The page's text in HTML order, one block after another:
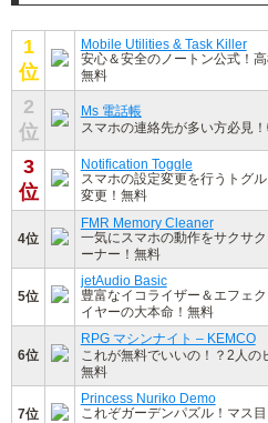
1
位
Mobile Utilities & Task Killer
安心＆安全のノートン公式！
無料
2
位
Ms 電話帳
スマホの連絡先が多い方必見
3
位
Notification Toggle
スマホの設定変更を行うトグ
変更！無料
4位
FMR Memory Cleaner
一気にスマホの動作をサクサ
ーナー！無料
5位
jetAudio Basic
豊富なイコライザー＆エフェ
イヤーの大本命！無料
6位
RPG マシンナイト – KEMCO
これが無料でいいの！？2人の
無料
7位
Princess Nuriko Demo
これぞガーデンパズル！マス